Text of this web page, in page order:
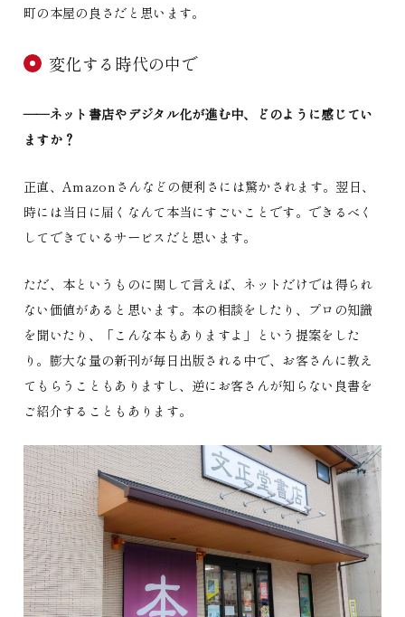
町の本屋の良さだと思います。
変化する時代の中で
――ネット書店やデジタル化が進む中、どのように感じてい
ますか？
正直、Amazonさんなどの便利さには驚かされます。翌日、
時には当日に届くなんて本当にすごいことです。できるべく
してできているサービスだと思います。
ただ、本というものに関して言えば、ネットだけでは得られ
ない価値があると思います。本の相談をしたり、プロの知識
を聞いたり、「こんな本もありますよ」という提案をした
り。膨大な量の新刊が毎日出版される中で、お客さんに教え
てもらうこともありますし、逆にお客さんが知らない良書を
ご紹介することもあります。